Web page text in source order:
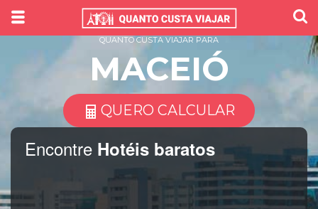
Encontre Hotéis baratos
QUANTO CUSTA VIAJAR PARA
MACEIÓ
QUERO CALCULAR